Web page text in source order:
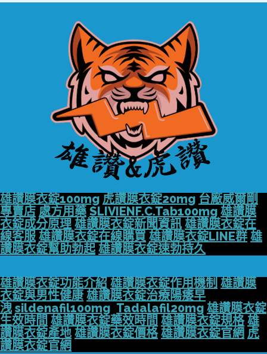
雄讚膜衣錠100mg 虎讚膜衣錠20mg 台廠威爾剛
專賣店 處方用藥 SLIVIENF.C.Tab100mg 雄讚膜
衣錠成分原理 雄讚膜衣錠新聞資訊 雄讚膜衣錠在
線客服 雄讚膜衣錠在線購買 雄讚膜衣錠LINE群 雄
讚膜衣錠幫助勃起 雄讚膜衣錠速勃持久
雄讚膜衣錠功能介紹 雄讚膜衣錠作用機制 雄讚膜
衣錠與男性健康 雄讚膜衣錠治療陽痿早
洩 sildenafil100mg Tadalafil20mg 雄讚膜衣錠
生效時間 雄讚膜衣錠藥效時間 雄讚膜衣錠規格 雄
讚膜衣錠產地 雄讚膜衣錠價格 雄讚膜衣錠官網 虎
讚膜衣錠官網